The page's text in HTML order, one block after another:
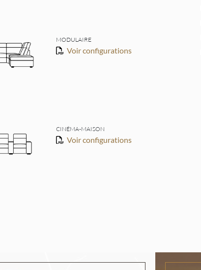
MODULAIRE
Voir configurations
CINÉMA-MAISON
Voir configurations